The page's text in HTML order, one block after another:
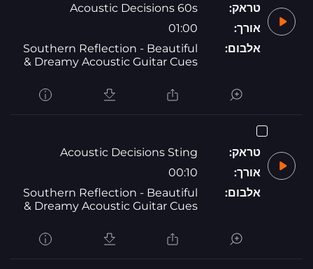
טראק:
Acoustic Decisions 60s
אורך:
01:00
אלבום:
Southern Reflection - Beautiful
& Dreamy Acoustic Guitar Cues
טראק:
Acoustic Decisions Sting
אורך:
00:10
אלבום:
Southern Reflection - Beautiful
& Dreamy Acoustic Guitar Cues